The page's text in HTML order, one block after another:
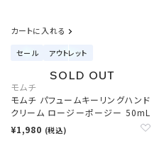
カートに入れる
セール アウトレット
モムチ
モムチ パフュームキーリングハンド
クリーム ロージーポージー 50mL
¥1,980 (税込)